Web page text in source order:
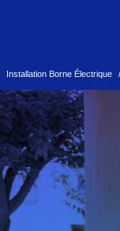
Installation Borne Électrique